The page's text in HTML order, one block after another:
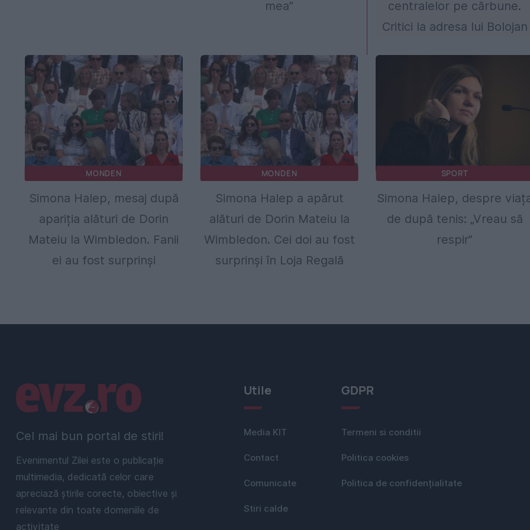
mea”
centralelor pe cărbune.
Critici la adresa lui Bolojan
MONDEN
Simona Halep, mesaj după
apariția alături de Dorin
Mateiu la Wimbledon. Fanii
ei au fost surprinși
MONDEN
Simona Halep a apărut
alături de Dorin Mateiu la
Wimbledon. Cei doi au fost
surprinși în Loja Regală
SPORT
Simona Halep, despre
de după tenis: „Vreau să
respir”
Cel mai bun portal de stiri!
Evenimentul Zilei este o publicație
multimedia, dedicată celor care
apreciază știrile corecte, obiective și
relevante din toate domeniile de
activitate
Linkuri utile Utile
Media KIT
Contact
Comunicate
Stiri calde
GDPR
Termeni si conditii
Politica cookies
Politica de confidențialitate